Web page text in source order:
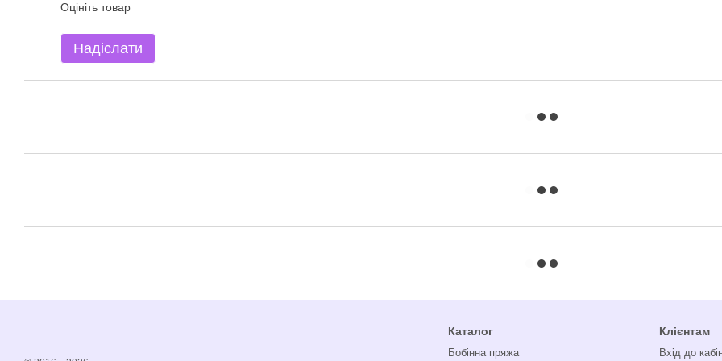
Оцініть товар
Надіслати
Каталог
Бобінна пряжа
Клієнтам
Вхід до